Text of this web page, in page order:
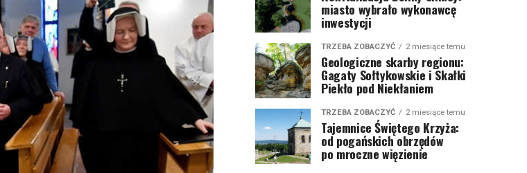
miasto wybrało wykonawcę
inwestycji
TRZEBA ZOBACZYĆ 2 miesiące temu
Geologiczne skarby regionu:
Gagaty Sołtykowskie i Skałki
Piekło pod Niekłaniem
TRZEBA ZOBACZYĆ 2 miesiące temu
Tajemnice Świętego Krzyża:
od pogańskich obrzędów
po mroczne więzienie